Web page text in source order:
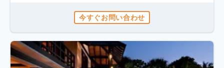
今すぐお問い合わせ